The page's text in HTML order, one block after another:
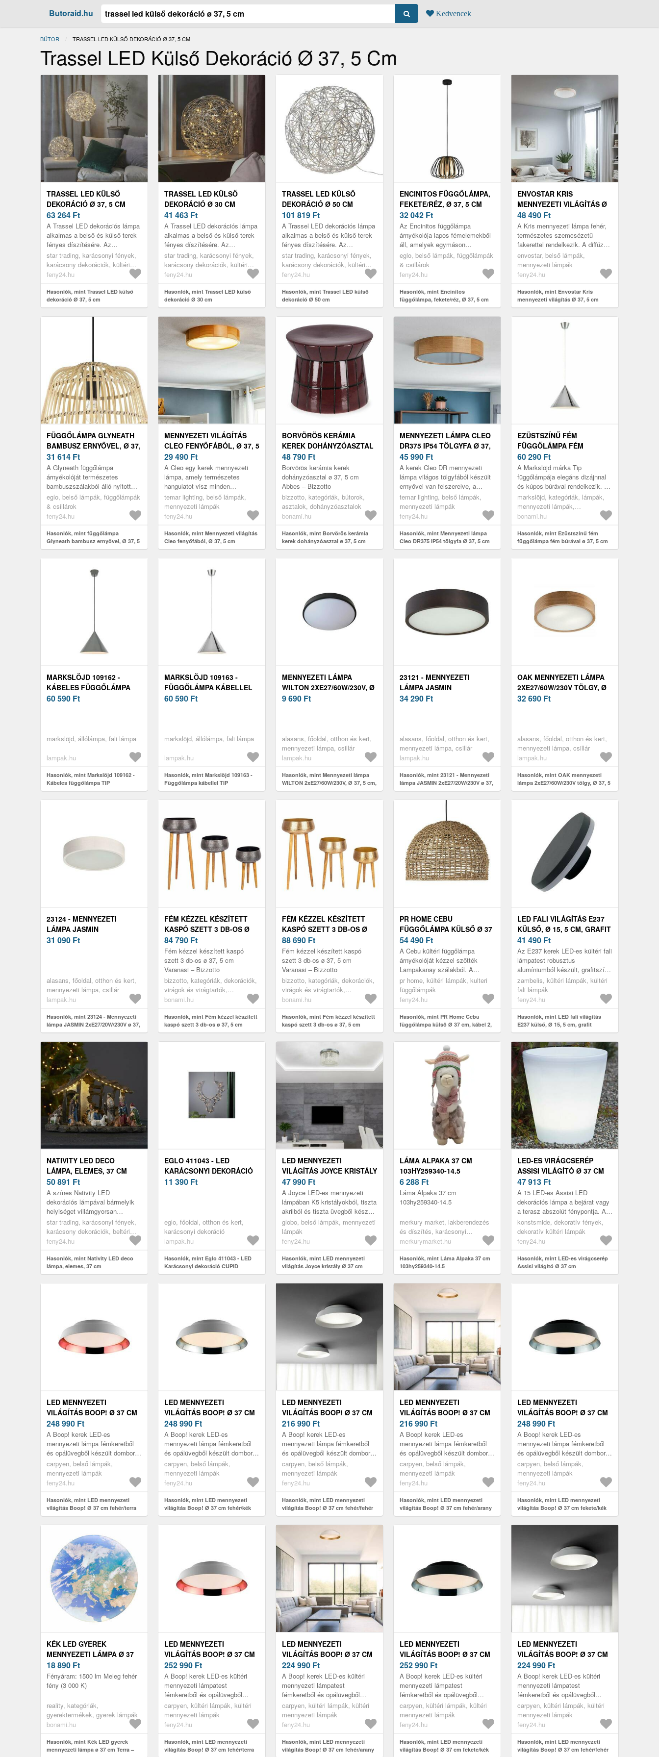
Butoraid.hu Kedvencek
BÚTOR JELENLEGI:
TRASSEL LED KÜLSŐ DEKORÁCIÓ Ø 37, 5 CM
Trassel LED Külső Dekoráció Ø 37, 5 Cm
TRASSEL LED KÜLSŐ
DEKORÁCIÓ Ø 37, 5 CM
63 264 Ft
A Trassel LED dekorációs lámpa
alkalmas a belső és külső terek
fényes díszítésére. Az
alumínium zsinórokból készült
gömb belsejében meleg fehér
LED...
star trading, karácsonyi fények,
karácsony dekorációk, kültéri
karácsonyi dekoráció
feny24.hu
Hasonlók, mint Trassel LED külső
dekoráció Ø 37, 5 cm
TRASSEL LED KÜLSŐ
DEKORÁCIÓ Ø 30 CM
41 463 Ft
A Trassel LED dekorációs lámpa
alkalmas a belső és külső terek
fényes díszítésére. Az
alumínium zsinórokból készült
gömb belsejében meleg fehér
LED...
star trading, karácsonyi fények,
karácsony dekorációk, kültéri
karácsonyi dekoráció
feny24.hu
Hasonlók, mint Trassel LED külső
dekoráció Ø 30 cm
TRASSEL LED KÜLSŐ
DEKORÁCIÓ Ø 50 CM
101 819 Ft
A Trassel LED dekorációs lámpa
alkalmas a belső és külső terek
fényes díszítésére. Az
alumínium zsinórokból készült
gömb belsejében meleg fehér
LED...
star trading, karácsonyi fények,
karácsony dekorációk, kültéri
karácsonyi dekoráció
feny24.hu
Hasonlók, mint Trassel LED külső
dekoráció Ø 50 cm
ENCINITOS FÜGGŐLÁMPA,
FEKETE/RÉZ, Ø 37, 5 CM
32 042 Ft
Az Encinitos függőlámpa
árnyékolója lapos fémelemekből
áll, amelyek egymáson
helyezkednek el, és az
árnyékolót egyfajta
ketrecszerűvé formálják és ...
eglo, belső lámpák, függőlámpák
& csillárok
feny24.hu
Hasonlók, mint Encinitos
függőlámpa, fekete/réz, Ø 37, 5 cm
ENVOSTAR KRIS
MENNYEZETI VILÁGÍTÁS Ø
37, 5 CM FEHÉR
48 490 Ft
A Kris mennyezeti lámpa fehér,
természetes szemcsézetű
fakerettel rendelkezik. A diffúzor
üvegből készült, szintén fehér és
enyhén ívelt. Az egysze...
envostar, belső lámpák,
mennyezeti lámpák
feny24.hu
Hasonlók, mint Envostar Kris
mennyezeti világítás Ø 37, 5 cm
fehér
FÜGGŐLÁMPA GLYNEATH
BAMBUSZ ERNYŐVEL, Ø 37,
5 CM
31 614 Ft
A Glyneath függőlámpa
árnyékolóját természetes
bambuszszálakból álló nyitott
háló alkotja. Ezen kívül a
csatlakozóaljzat, a kábel és az
ernyő feket...
eglo, belső lámpák, függőlámpák
& csillárok
feny24.hu
Hasonlók, mint függőlámpa
Glyneath bambusz ernyővel, Ø 37, 5
cm
MENNYEZETI VILÁGÍTÁS
CLEO FENYŐFÁBÓL, Ø 37, 5
CM
29 490 Ft
A Cleo egy kerek mennyezeti
lámpa, amely természetes
hangulatot visz minden
helyiségbe, mivel kerete
fenyőfából készült. Az üvegből
készült szaténo...
temar lighting, belső lámpák,
mennyezeti lámpák
feny24.hu
Hasonlók, mint Mennyezeti világítás
Cleo fenyőfából, Ø 37, 5 cm
BORVÖRÖS KERÁMIA
KEREK DOHÁNYZÓASZTAL
Ø 37, 5 CM ABBES –
BIZZOTTO
48 790 Ft
Borvörös kerámia kerek
dohányzóasztal ø 37, 5 cm
Abbes – Bizzotto
bizzotto, kategóriák, bútorok,
asztalok, dohányzóasztalok
bonami.hu
Hasonlók, mint Borvörös kerámia
kerek dohányzóasztal ø 37, 5 cm
Abbes – Bizzotto
MENNYEZETI LÁMPA CLEO
DR375 IP54 TÖLGYFA Ø 37,
5 CM
45 990 Ft
A kerek Cleo DR mennyezeti
lámpa világos tölgyfából készült
ernyővel van felszerelve, a
szórófej műanyagból készült.
Gyönyörű fa tónusával
természe...
temar lighting, belső lámpák,
mennyezeti lámpák
feny24.hu
Hasonlók, mint Mennyezeti lámpa
Cleo DR375 IP54 tölgyfa Ø 37, 5 cm
EZÜSTSZÍNŰ FÉM
FÜGGŐLÁMPA FÉM
BÚRÁVAL Ø 37, 5 CM TIP –
MARKSLÖJD
60 290 Ft
A Markslöjd márka Tip
függőlámpája elegáns dizájnnal
és kúpos búrával rendelkezik. 2
m hosszú textilkábellel és
akasztós rögzítéssel van ellátva.
K...
markslöjd, kategóriák, lámpák,
mennyezeti lámpák,
függőlámpák, csillárok
bonami.hu
Hasonlók, mint Ezüstszínű fém
függőlámpa fém búrával ø 37, 5 cm
Tip – Markslöjd
MARKSLÖJD 109162 -
KÁBELES FÜGGŐLÁMPA
TIP 1XE27/60W/230V Ø 37, 5
60 590 Ft
markslöjd, állólámpa, fali lámpa
lampak.hu
Hasonlók, mint Markslöjd 109162 -
Kábeles függőlámpa TIP
1xE27/60W/230V Ø 37, 5 cm szürke
109162
MARKSLÖJD 109163 -
FÜGGŐLÁMPA KÁBELLEL
TIP 1XE27/60W/230V Ø 37, 5
60 590 Ft
markslöjd, állólámpa, fali lámpa
lampak.hu
Hasonlók, mint Markslöjd 109163 -
Függőlámpa kábellel TIP
1xE27/60W/230V Ø 37, 5 cm fényes
króm 109163
MENNYEZETI LÁMPA
WILTON 2XE27/60W/230V, Ø
37, 5 CM, FEKETE
9 690 Ft
alasans, főoldal, otthon és kert,
mennyezeti lámpa, csillár
lampak.hu
Hasonlók, mint Mennyezeti lámpa
WILTON 2xE27/60W/230V, Ø 37, 5 cm,
fekete SKU046430
23121 - MENNYEZETI
LÁMPA JASMIN
2XE27/20W/230V Ø 37, 5 CM
34 290 Ft
alasans, főoldal, otthon és kert,
mennyezeti lámpa, csillár
lampak.hu
Hasonlók, mint 23121 - Mennyezeti
lámpa JASMIN 2xE27/20W/230V ø 37,
5 cm wenge 23121
OAK MENNYEZETI LÁMPA
2XE27/60W/230V TÖLGY, Ø
37, 5 CM LD.PD-6.2 OAK
32 690 Ft
alasans, főoldal, otthon és kert,
mennyezeti lámpa, csillár
lampak.hu
Hasonlók, mint OAK mennyezeti
lámpa 2xE27/60W/230V tölgy, Ø 37, 5
cm LD.PD-6.2 OAK
23124 - MENNYEZETI
LÁMPA JASMIN
2XE27/20W/230V Ø 37, 5 CM
31 090 Ft
alasans, főoldal, otthon és kert,
mennyezeti lámpa, csillár
lampak.hu
Hasonlók, mint 23124 - Mennyezeti
lámpa JASMIN 2xE27/20W/230V ø 37,
5 cm fehér tölgy 23124
FÉM KÉZZEL KÉSZÍTETT
KASPÓ SZETT 3 DB-OS Ø
37, 5 CM VARANASI –
BIZZOTTO
84 790 Ft
Fém kézzel készített kaspó
szett 3 db-os ø 37, 5 cm
Varanasi – Bizzotto
bizzotto, kategóriák, dekorációk,
virágok és virágtartók,
virágcserepek és kaspók
bonami.hu
Hasonlók, mint Fém kézzel készített
kaspó szett 3 db-os ø 37, 5 cm
Varanasi – Bizzotto
FÉM KÉZZEL KÉSZÍTETT
KASPÓ SZETT 3 DB-OS Ø
37, 5 CM VARANASI –
BIZZOTTO
88 690 Ft
Fém kézzel készített kaspó
szett 3 db-os ø 37, 5 cm
Varanasi – Bizzotto
bizzotto, kategóriák, dekorációk,
virágok és virágtartók,
virágcserepek és kaspók
bonami.hu
Hasonlók, mint Fém kézzel készített
kaspó szett 3 db-os ø 37, 5 cm
Varanasi – Bizzotto
PR HOME CEBU
FÜGGŐLÁMPA KÜLSŐ Ø 37
CM, KÁBEL 2, 5M
54 490 Ft
A Cebu kültéri függőlámpa
árnyékolóját kézzel szőtték
Lampakanay szálakból. A
lampakanay egy olyan növény,
amely Mindanao (Fülöp-szigetek)
sekély v...
pr home, kültéri lámpák, kulteri
függőlámpák
feny24.hu
Hasonlók, mint PR Home Cebu
függőlámpa külső Ø 37 cm, kábel 2,
5m
LED FALI VILÁGÍTÁS E237
KÜLSŐ, Ø 15, 5 CM, GRAFIT
41 490 Ft
Az E237 kerek LED-es kültéri fali
lámpatest robusztus
alumíniumból készült, grafitszínű
kivitelben, és számos homlokzati
stílushoz illik. A hatékon...
zambelis, kültéri lámpák, kültéri
fali lámpák
feny24.hu
Hasonlók, mint LED fali világítás
E237 külső, Ø 15, 5 cm, grafit
NATIVITY LED DECO
LÁMPA, ELEMES, 37 CM
50 891 Ft
A színes Nativity LED
dekorációs lámpával bármelyik
helyiséget villámgyorsan
karácsonyi díszbe öltöztetheted.
Nincs szükség tápegységre - 3 x
AAA e...
star trading, karácsonyi fények,
karácsony dekorációk, beltéri
karácsonyi dekoráció
feny24.hu
Hasonlók, mint Nativity LED deco
lámpa, elemes, 37 cm
EGLO 411043 - LED
KARÁCSONYI DEKORÁCIÓ
CUPID 50XLED/0, 06W/3XAA
11 390 Ft
eglo, főoldal, otthon és kert,
karácsonyi dekoráció
lampak.hu
Hasonlók, mint Eglo 411043 - LED
Karácsonyi dekoráció CUPID
50xLED/0, 06W/3xAA 701-37
LED MENNYEZETI
VILÁGÍTÁS JOYCE KRISTÁLY
Ø 37 CM
47 990 Ft
A Joyce LED-es mennyezeti
lámpában K5 kristályokból, tiszta
akrilból és tiszta üvegből készült
függők lógnak le a fényes
krómozott mennyezeti tartó...
globo, belső lámpák, mennyezeti
lámpák
feny24.hu
Hasonlók, mint LED mennyezeti
világítás Joyce kristály Ø 37 cm
LÁMA ALPAKA 37 CM
103HY259340-14.5
6 288 Ft
Láma Alpaka 37 cm
103hy259340-14.5
merkury market, lakberendezés
és díszítés, karácsonyi
dekoráció, karácsonyi dekoráció
- beltéri
merkurymarket.hu
Hasonlók, mint Láma Alpaka 37 cm
103hy259340-14.5
LED-ES VIRÁGCSERÉP
ASSISI VILÁGÍTÓ Ø 37 CM
47 913 Ft
A 15 LED-es Assisi LED
dekorációs lámpa a bejárat vagy
a terasz abszolút fénypontja. A
megvilágított virágcserép
egyenként ültethető.
konstsmide, dekoratív fények,
dekoratív kültéri lámpák
feny24.hu
Hasonlók, mint LED-es virágcserép
Assisi világító Ø 37 cm
LED MENNYEZETI
VILÁGÍTÁS BOOP! Ø 37 CM
FEHÉR/TERRA
248 990 Ft
A Boop! kerek LED-es
mennyezeti lámpa fémkeretből
és opálüvegből készült domború
szórófejből áll. A LED-ek
melegfehér fénye széles körben
szóródik,...
carpyen, belső lámpák,
mennyezeti lámpák
feny24.hu
Hasonlók, mint LED mennyezeti
világítás Boop! Ø 37 cm fehér/terra
LED MENNYEZETI
VILÁGÍTÁS BOOP! Ø 37 CM
FEHÉR/KÉK
248 990 Ft
A Boop! kerek LED-es
mennyezeti lámpa fémkeretből
és opálüvegből készült domború
szórófejből áll. A LED-ek
melegfehér fénye széles körben
szóródik,...
carpyen, belső lámpák,
mennyezeti lámpák
feny24.hu
Hasonlók, mint LED mennyezeti
világítás Boop! Ø 37 cm fehér/kék
LED MENNYEZETI
VILÁGÍTÁS BOOP! Ø 37 CM
FEHÉR/FEHÉR
216 990 Ft
A Boop! kerek LED-es
mennyezeti lámpa fémkeretből
és opálüvegből készült domború
szórófejből áll. A LED-ek
melegfehér fénye széles körben
szóródik,...
carpyen, belső lámpák,
mennyezeti lámpák
feny24.hu
Hasonlók, mint LED mennyezeti
világítás Boop! Ø 37 cm fehér/fehér
LED MENNYEZETI
VILÁGÍTÁS BOOP! Ø 37 CM
FEHÉR/ARANY
216 990 Ft
A Boop! kerek LED-es
mennyezeti lámpa fémkeretből
és opálüvegből készült domború
szórófejből áll. A LED-ek
melegfehér fénye széles körben
szóródik,...
carpyen, belső lámpák,
mennyezeti lámpák
feny24.hu
Hasonlók, mint LED mennyezeti
világítás Boop! Ø 37 cm fehér/arany
LED MENNYEZETI
VILÁGÍTÁS BOOP! Ø 37 CM
FEKETE/KÉK
248 990 Ft
A Boop! kerek LED-es
mennyezeti lámpa fémkeretből
és opálüvegből készült domború
szórófejből áll. A LED-ek
melegfehér fénye széles körben
szóródik,...
carpyen, belső lámpák,
mennyezeti lámpák
feny24.hu
Hasonlók, mint LED mennyezeti
világítás Boop! Ø 37 cm fekete/kék
KÉK LED GYEREK
MENNYEZETI LÁMPA Ø 37
CM TERRA – REALITY
18 890 Ft
Fényáram: 1500 lm Meleg fehér
fény (3 000 K)
reality, kategóriák,
gyerektermékek, gyerek lámpák
bonami.hu
Hasonlók, mint Kék LED gyerek
mennyezeti lámpa ø 37 cm Terra –
LED MENNYEZETI
VILÁGÍTÁS BOOP! Ø 37 CM
FEHÉR/TERRA
252 990 Ft
A Boop! kerek LED-es kültéri
mennyezeti lámpatest
fémkeretből és opálüvegből
készült domború szórófejből áll.
A LED-ek melegfehér fénye
széles körb...
carpyen, kültéri lámpák, kültéri
mennyezeti lámpák
feny24.hu
Hasonlók, mint LED mennyezeti
világítás Boop! Ø 37 cm fehér/terra
LED MENNYEZETI
VILÁGÍTÁS BOOP! Ø 37 CM
FEHÉR/ARANY
224 990 Ft
A Boop! kerek LED-es kültéri
mennyezeti lámpatest
fémkeretből és opálüvegből
készült domború szórófejből áll.
A LED-ek melegfehér fénye
széles körb...
carpyen, kültéri lámpák, kültéri
mennyezeti lámpák
feny24.hu
Hasonlók, mint LED mennyezeti
világítás Boop! Ø 37 cm fehér/arany
LED MENNYEZETI
VILÁGÍTÁS BOOP! Ø 37 CM
FEKETE/KÉK
252 990 Ft
A Boop! kerek LED-es kültéri
mennyezeti lámpatest
fémkeretből és opálüvegből
készült domború szórófejből áll.
A LED-ek melegfehér fénye
széles körb...
carpyen, kültéri lámpák, kültéri
mennyezeti lámpák
feny24.hu
Hasonlók, mint LED mennyezeti
világítás Boop! Ø 37 cm fekete/kék
LED MENNYEZETI
VILÁGÍTÁS BOOP! Ø 37 CM
FEHÉR/FEHÉR
224 990 Ft
A Boop! kerek LED-es kültéri
mennyezeti lámpatest
fémkeretből és opálüvegből
készült domború szórófejből áll.
A LED-ek melegfehér fénye
széles körb...
carpyen, kültéri lámpák, kültéri
mennyezeti lámpák
feny24.hu
Hasonlók, mint LED mennyezeti
világítás Boop! Ø 37 cm fehér/fehér